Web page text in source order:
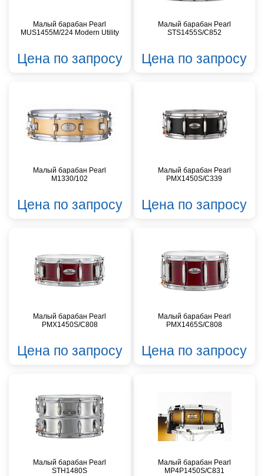
Малый барабан Pearl
MUS1455M/224 Modern Utility
Цена по запросу
Малый барабан Pearl
STS1455S/C852
Цена по запросу
Малый барабан Pearl
M1330/102
Цена по запросу
Малый барабан Pearl
PMX1450S/C339
Цена по запросу
Малый барабан Pearl
PMX1450S/C808
Цена по запросу
Малый барабан Pearl
PMX1465S/C808
Цена по запросу
Малый барабан Pearl
STH1480S
Малый барабан Pearl
MP4P1450S/C831